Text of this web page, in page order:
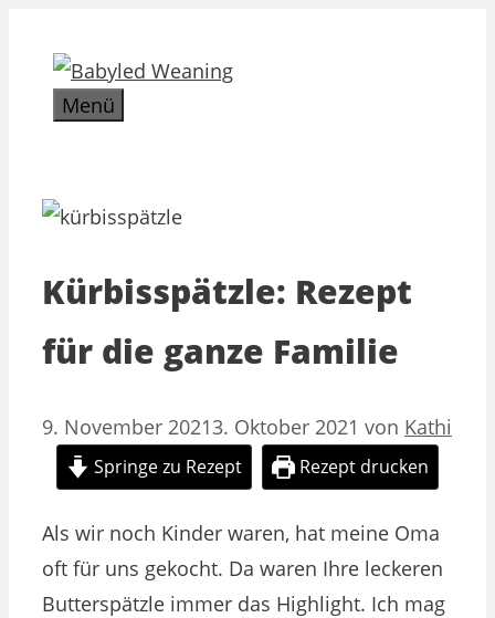
Inhalt
springenMenü
Kürbisspätzle: Rezept
für die ganze Familie
9. November 20213. Oktober 2021 von Kathi
Springe zu Rezept Rezept drucken
Als wir noch Kinder waren, hat meine Oma
oft für uns gekocht. Da waren Ihre leckeren
Butterspätzle immer das Highlight. Ich mag